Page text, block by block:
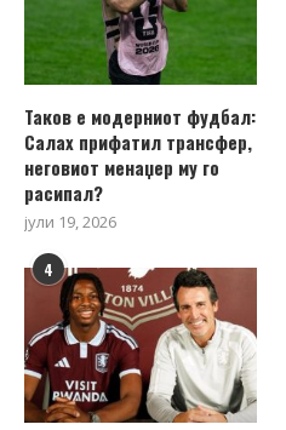
Таков е модерниот фудбал:
Салах прифатил трансфер,
неговиот менаџер му го
расипал?
јули 19, 2026
4